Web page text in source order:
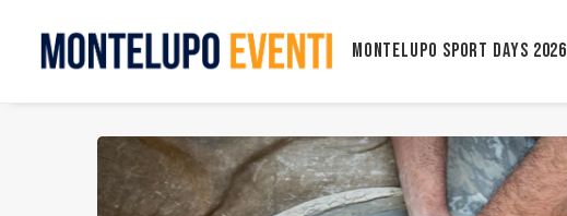
Montelupo Sport Days 2026